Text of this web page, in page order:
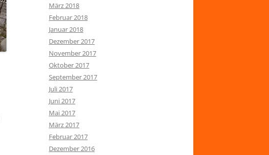
März 2018
Februar 2018
Januar 2018
Dezember 2017
November 2017
Oktober 2017
September 2017
Juli 2017
Juni 2017
Mai 2017
März 2017
Februar 2017
Dezember 2016